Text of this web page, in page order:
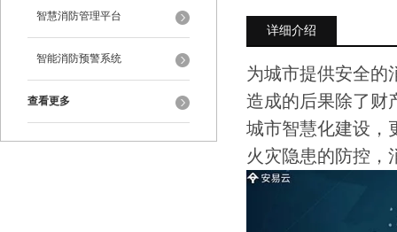
智慧消防管理平台
智能消防预警系统
查看更多
详细介绍
为城市提供安全的
造成的后果除了财
城市智慧化建设，
火灾隐患的防控